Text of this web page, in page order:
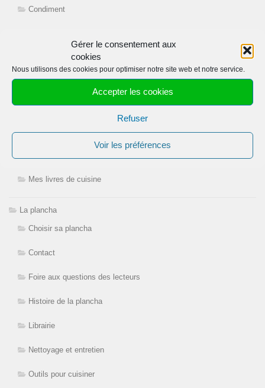
Gérer le consentement aux
cookies
Nous utilisons des cookies pour optimiser notre site web et notre service.
Accepter les cookies
Refuser
Voir les préférences
Condiment
Cuisiner les poissons
Cuisiner les viandes
Epices
Le brasero plancha
Mes livres de cuisine
La plancha
Choisir sa plancha
Contact
Foire aux questions des lecteurs
Histoire de la plancha
Librairie
Nettoyage et entretien
Outils pour cuisiner